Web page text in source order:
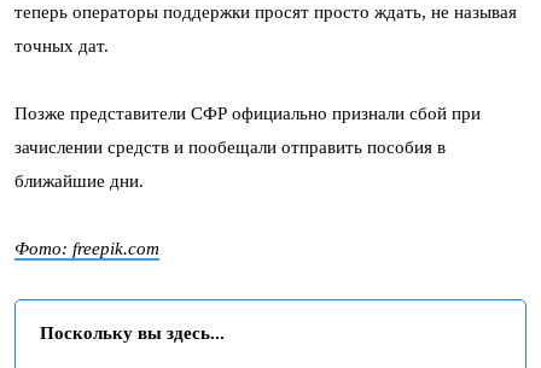
теперь операторы поддержки просят просто ждать, не называя
точных дат.
Позже представители СФР официально признали сбой при
зачислении средств и пообещали отправить пособия в
ближайшие дни.
Фото: freepik.com
Поскольку вы здесь...